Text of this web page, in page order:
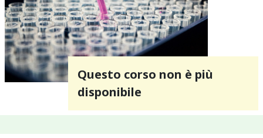
Questo corso non è più
disponibile